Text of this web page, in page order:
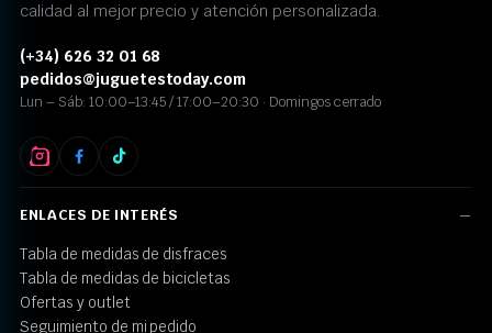
calidad al mejor precio y atención personalizada.
(+34) 626 32 01 68
pedidos@juguetestoday.com
Lun – Sáb: 10:00–13:45 / 17:00–20:30 · Domingos cerrado
ENLACES DE INTERÉS
Tabla de medidas de disfraces
Tabla de medidas de bicicletas
Ofertas y outlet
Seguimiento de mi pedido